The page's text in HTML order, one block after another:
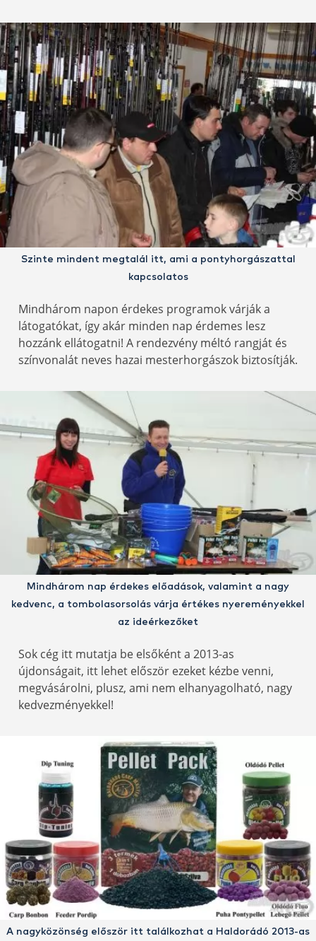
Szinte mindent megtalál itt, ami a pontyhorgászattal
kapcsolatos
Mindhárom napon érdekes programok várják a
látogatókat, így akár minden nap érdemes lesz
hozzánk ellátogatni! A rendezvény méltó rangját és
színvonalát neves hazai mesterhorgászok biztosítják.
Mindhárom nap érdekes előadások, valamint a nagy
kedvenc, a tombolasorsolás várja értékes nyereményekkel
az ideérkezőket
Sok cég itt mutatja be elsőként a 2013-as
újdonságait, itt lehet először ezeket kézbe venni,
megvásárolni, plusz, ami nem elhanyagolható, nagy
kedvezményekkel!
A nagyközönség először itt találkozhat a Haldorádó 2013-as